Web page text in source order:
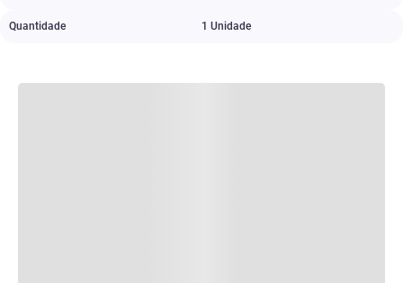
Quantidade 1 Unidade